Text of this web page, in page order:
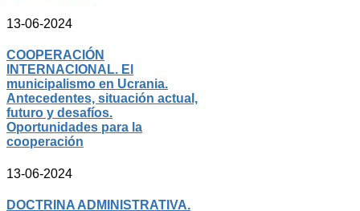
13-06-2024
COOPERACIÓN
INTERNACIONAL. El
municipalismo en Ucrania.
Antecedentes, situación actual,
futuro y desafíos.
Oportunidades para la
cooperación
13-06-2024
DOCTRINA ADMINISTRATIVA.